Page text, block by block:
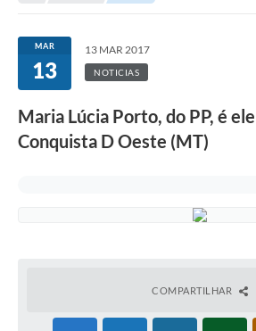
MAR
13
13 MAR 2017
NOTICIAS
Maria Lúcia Porto, do PP, é
Conquista D Oeste (MT)
COMPARTILHAR